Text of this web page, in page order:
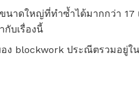
นาดใหญ่ที่ทำซ้ำได้มากกว่า 17
บเรื่องนี้
ง blockwork ประณีตรวมอยู่ใ